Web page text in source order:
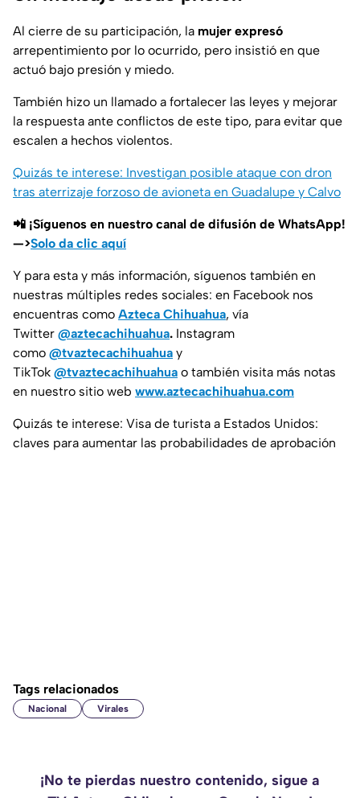
Al cierre de su participación, la mujer expresó
arrepentimiento por lo ocurrido, pero insistió en que
actuó bajo presión y miedo.
También hizo un llamado a fortalecer las leyes y mejorar
la respuesta ante conflictos de este tipo, para evitar que
escalen a hechos violentos.
Quizás te interese: Investigan posible ataque con dron
tras aterrizaje forzoso de avioneta en Guadalupe y Calvo
📲 ¡Síguenos en nuestro canal de difusión de WhatsApp!
—>Solo da clic aquí
Y para esta y más información, síguenos también en
nuestras múltiples redes sociales: en Facebook nos
encuentras como Azteca Chihuahua, vía
Twitter @aztecachihuahua. Instagram
como @tvaztecachihuahua y
TikTok @tvaztecachihuahua o también visita más notas
en nuestro sitio web www.aztecachihuahua.com
Quizás te interese: Visa de turista a Estados Unidos:
claves para aumentar las probabilidades de aprobación
Tags relacionados
Nacional Virales
¡No te pierdas nuestro contenido, sigue a